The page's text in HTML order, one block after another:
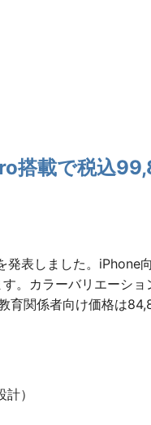
載で税込
表しました。iPhone
。カラーバリエーシ
関係者向け価格は
）